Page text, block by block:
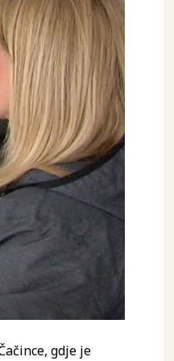
gdje je